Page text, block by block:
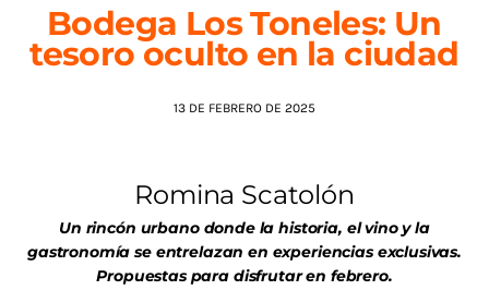
AGENDA
Bodega Los Toneles: Un
tesoro oculto en la ciudad
13 DE FEBRERO DE 2025
Romina Scatolón
Un rincón urbano donde la historia, el vino y la
gastronomía se entrelazan en experiencias exclusivas.
Propuestas para disfrutar en febrero.